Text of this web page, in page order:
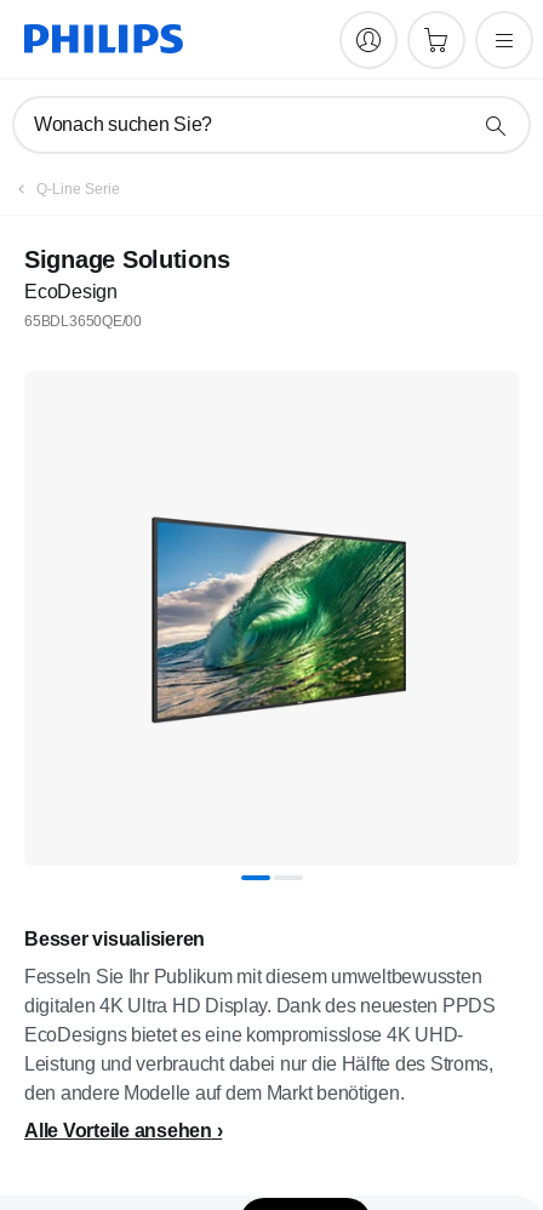
Wonach suchen Sie?
Q-Line Serie
Signage Solutions
EcoDesign
65BDL3650QE/00
Besser visualisieren
Fesseln Sie Ihr Publikum mit diesem umweltbewussten
digitalen 4K Ultra HD Display. Dank des neuesten PPDS
EcoDesigns bietet es eine kompromisslose 4K UHD-
Leistung und verbraucht dabei nur die Hälfte des Stroms,
den andere Modelle auf dem Markt benötigen.
Alle Vorteile ansehen